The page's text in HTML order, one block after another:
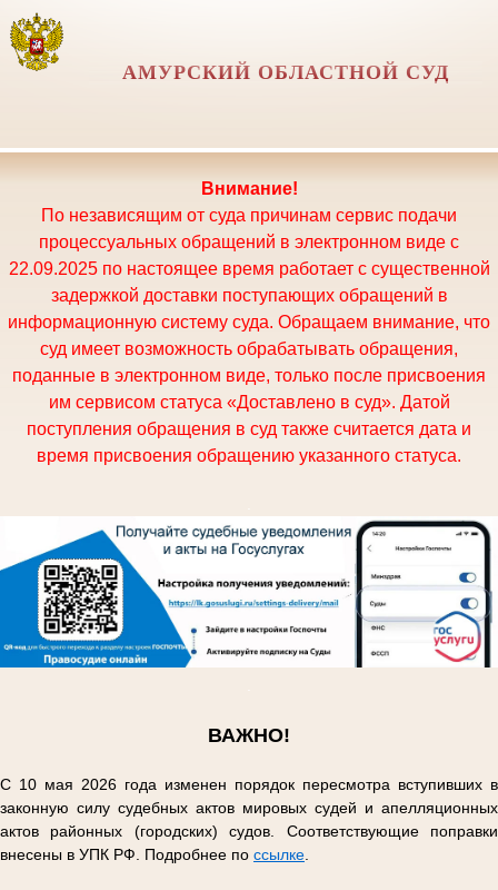
АМУРСКИЙ ОБЛАСТНОЙ СУД
Внимание!
По независящим от суда причинам сервис подачи
процессуальных обращений в электронном виде с
22.09.2025 по настоящее время работает с существенной
задержкой доставки поступающих обращений в
информационную систему суда. Обращаем внимание, что
суд имеет возможность обрабатывать обращения,
поданные в электронном виде, только после присвоения
им сервисом статуса «Доставлено в суд». Датой
поступления обращения в суд также считается дата и
время присвоения обращению указанного статуса.
ВАЖНО!
С 10 мая 2026 года изменен порядок пересмотра вступивших в
законную силу судебных актов мировых судей и апелляционных
актов районных (городских) судов. Соответствующие поправки
внесены в УПК РФ. Подробнее по ссылке